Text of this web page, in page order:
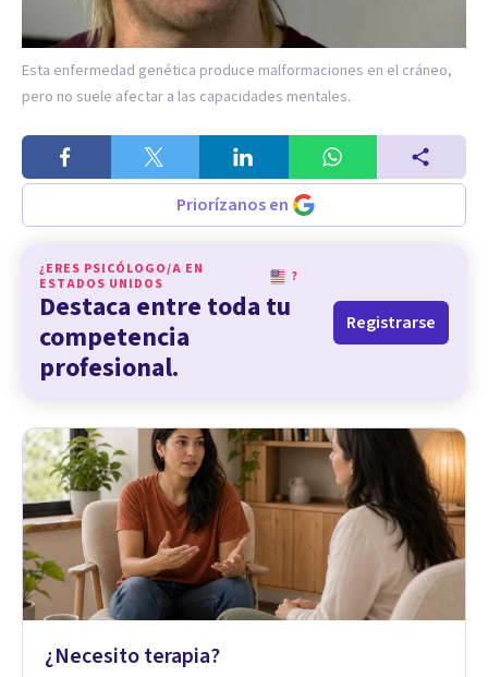
Esta enfermedad genética produce malformaciones en el cráneo,
pero no suele afectar a las capacidades mentales.
Priorízanos en
¿ERES PSICÓLOGO/A EN
ESTADOS UNIDOS
?
Destaca entre toda tu
competencia
profesional.
Registrarse
¿Necesito terapia?